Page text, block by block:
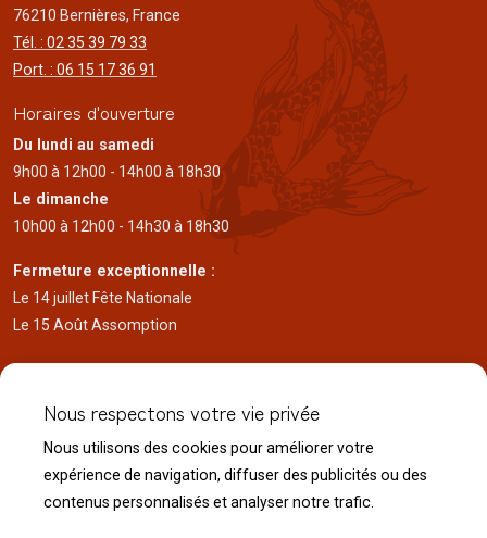
76210 Bernières, France
Tél. : 02 35 39 79 33
Port. : 06 15 17 36 91
Horaires d'ouverture
Du lundi au samedi
9h00 à 12h00 - 14h00 à 18h30
Le dimanche
10h00 à 12h00 - 14h30 à 18h30
Fermeture exceptionnelle :
Le 14 juillet Fête Nationale
Le 15 Août Assomption
Informations
Qui sommes nous
Mentions Légales
Conditions générales de vente
Charte de confidentialité
Actualités
Nous respectons votre vie privée
Nous utilisons des cookies pour améliorer votre
expérience de navigation, diffuser des publicités ou des
contenus personnalisés et analyser notre trafic.